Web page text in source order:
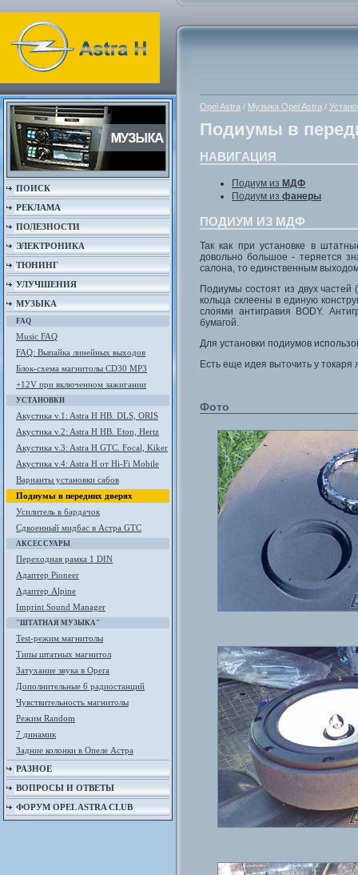
ПОИСК
РЕКЛАМА
ПОЛЕЗНОСТИ
ЭЛЕКТРОНИКА
ТЮНИНГ
УЛУЧШЕНИЯ
МУЗЫКА
FAQ
Music FAQ
FAQ: Выпайка линейных выходов
Блок-схема магнитолы CD30 MP3
+12V при включенном зажигании
УСТАНОВКИ
Акустика v.1: Astra H HB. DLS, ORIS
Акустика v.2: Astra H HB. Eton, Hertz
Акустика v.3: Astra H GTC. Focal, Kiker
Акустика v.4: Astra H от Hi-Fi Mobile
Варианты установки сабов
Подиумы в передних дверях
Усилитель в бардачок
Сдвоенный мидбас в Астра GTC
АКСЕССУАРЫ
Переходная рамка 1 DIN
Адаптер Pioneer
Адаптер Alpine
Imprint Sound Manager
"ШТАТНАЯ МУЗЫКА"
Test-режим магнитолы
Типы штатных магнитол
Затухание звука в Opera
Дополнительные 6 радиостанций
Чувствительность магнитолы
Режим Random
7 динамик
Задние колонки в Опеле Астра
РАЗНОЕ
ВОПРОСЫ И ОТВЕТЫ
ФОРУМ OPEL ASTRA CLUB
Opel Astra / Музыка Opel Astra /
Подиумы в
НАВИГАЦИЯ
Подиум из МДФ
Подиум из фанеры
ПОДИУМ ИЗ МДФ
Так как при установке в
довольно большое - теряется
салона, то единственным
Подиумы состоят из двух
кольца склеены в единую
слоями антигравия BODY.
бумагой.
Для установки подиумов
Есть еще идея выточить у токаря
Фото